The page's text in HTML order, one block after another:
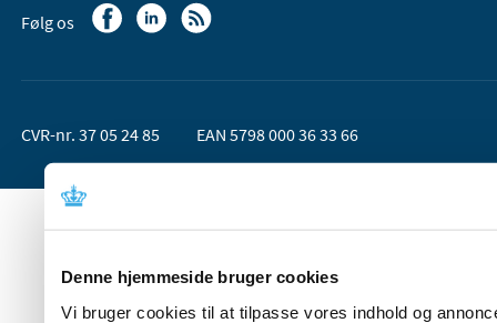
Denne hjemmeside bruger cookies
Vi bruger cookies til at tilpasse vores indhold og
Følg os
CVR-nr. 37 05 24 85 EAN 5798 000 36 33 66